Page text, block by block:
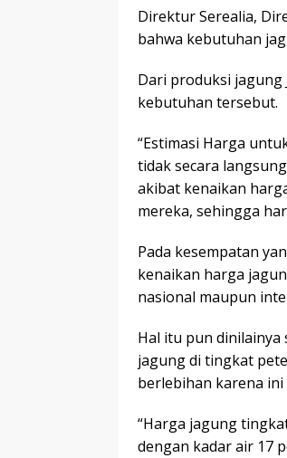
Direktur Serealia,
bahwa kebutuhan
Dari produksi jagung
kebutuhan tersebut.
“Estimasi Harga
tidak secara
akibat kenaikan
mereka, sehingga
Pada kesempatan
kenaikan harga
nasional maupun
Hal itu pun
jagung di tingkat
berlebihan karena ini
“Harga jagung
dengan kadar air 17